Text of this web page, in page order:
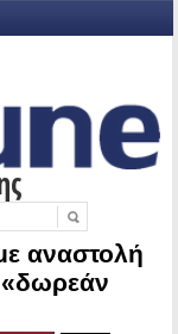
αναστολή
«δωρεάν